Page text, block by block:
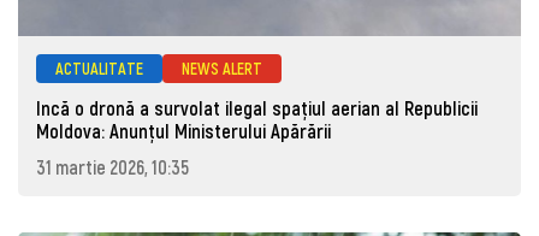
ACTUALITATE NEWS ALERT
Incă o dronă a survolat ilegal spațiul aerian al Republicii
Moldova: Anunţul Ministerului Apărării
31 martie 2026, 10:35